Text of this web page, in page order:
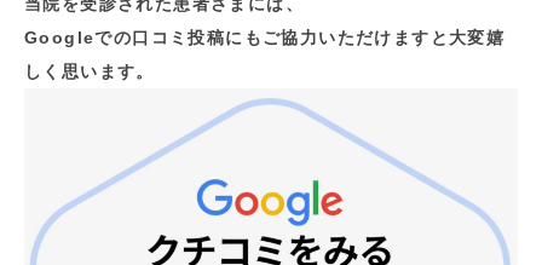
Googleでの口コミ投稿にもご協力いただけますと大変嬉
しく思います。